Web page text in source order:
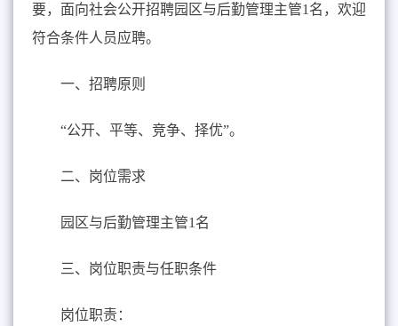
要，面向社会公开招聘园区与后勤管理主管1名，欢迎
符合条件人员应聘。
一、招聘原则
“公开、平等、竞争、择优”。
二、岗位需求
园区与后勤管理主管1名
三、岗位职责与任职条件
岗位职责：